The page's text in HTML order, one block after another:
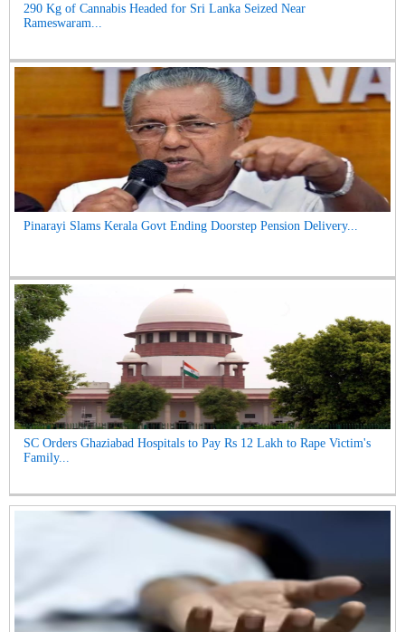
290 Kg of Cannabis Headed for Sri Lanka Seized Near
Rameswaram...
Pinarayi Slams Kerala Govt Ending Doorstep Pension Delivery...
SC Orders Ghaziabad Hospitals to Pay Rs 12 Lakh to Rape Victim's
Family...